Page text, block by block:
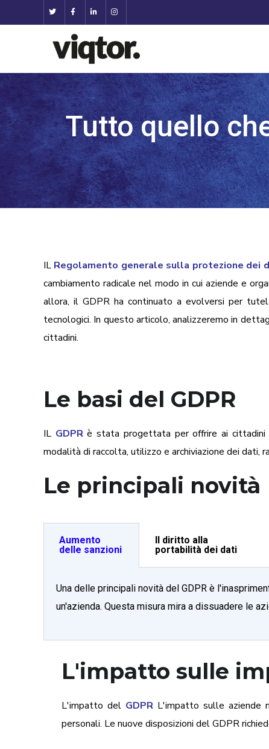
Tutto quello
IL Regolamento generale sulla protezione dei
cambiamento radicale nel modo in cui aziende e
allora, il GDPR ha continuato a evolversi per
tecnologici. In questo articolo, analizzeremo in
cittadini.
Le basi del GDPR
IL GDPRè stata progettata per offrire ai cittadini
modalità di raccolta, utilizzo e archiviazione dei dati,
Le principali novità
Aumento
delle sanzioni
Il diritto alla
portabilità dei dati
Una delle principali novità del GDPR è
un'azienda. Questa misura mira a dissuadere le
L'impatto sulle
L'impatto del GDPR L'impatto sulle aziende
personali. Le nuove disposizioni del GDPR